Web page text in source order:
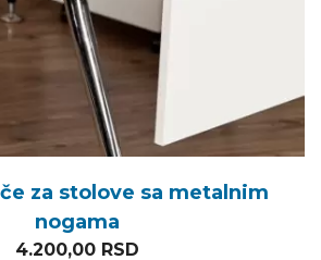
za stolove sa metalnim
nogama
4.200,00 RSD